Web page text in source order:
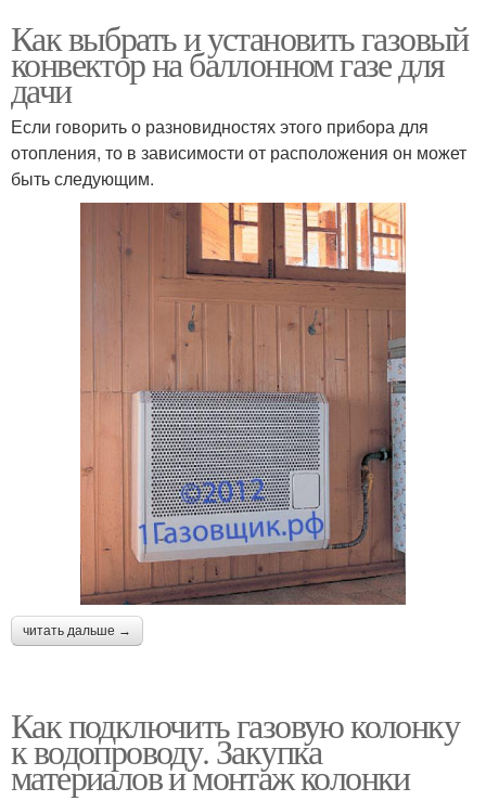
Как выбрать и установить газовый
конвектор на баллонном газе для
дачи
Если говорить о разновидностях этого прибора для
отопления, то в зависимости от расположения он может
быть следующим.
читать дальше →
Как подключить газовую колонку
к водопроводу. Закупка
материалов и монтаж колонки